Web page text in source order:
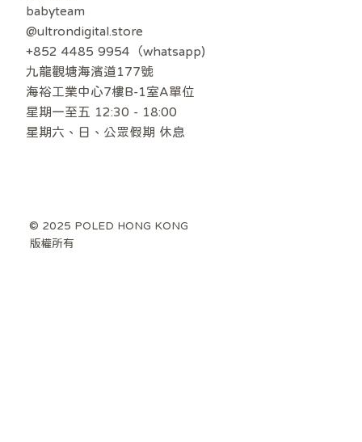
babyteam
@ultrondigital.store
+852 4485 9954（whatsapp)
九龍觀塘海濱道177號
海裕工業中心7樓B-1室A單位
星期一至五 12:30 - 18:00
​星期六、日、公眾假期 休息
© 2025 POLED HONG KONG
版權所有